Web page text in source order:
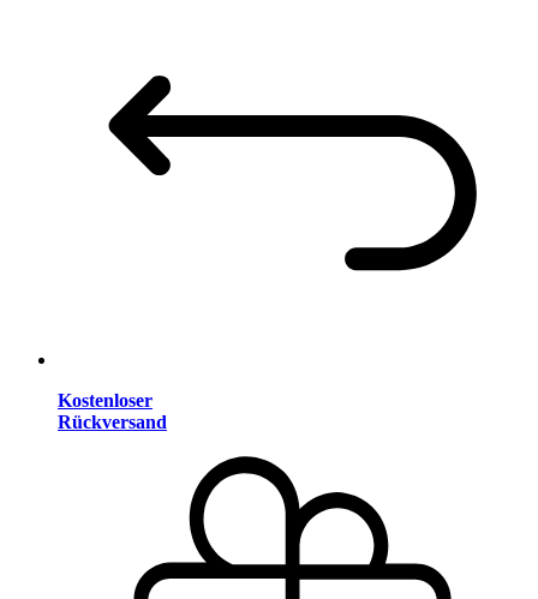
Kostenloser
Rückversand